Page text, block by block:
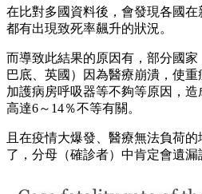
在比對多國資料後，會發現各國在
都有出現致死率飆升的狀況。
而導致此結果的原因有，部分國
巴底、英國）因為醫療崩潰，使重
加護病房呼吸器等不夠等原因，
高達6～14％不等有關。
且在疫情大爆發、醫療無法負荷
了，分母（確診者）中肯定會遺漏